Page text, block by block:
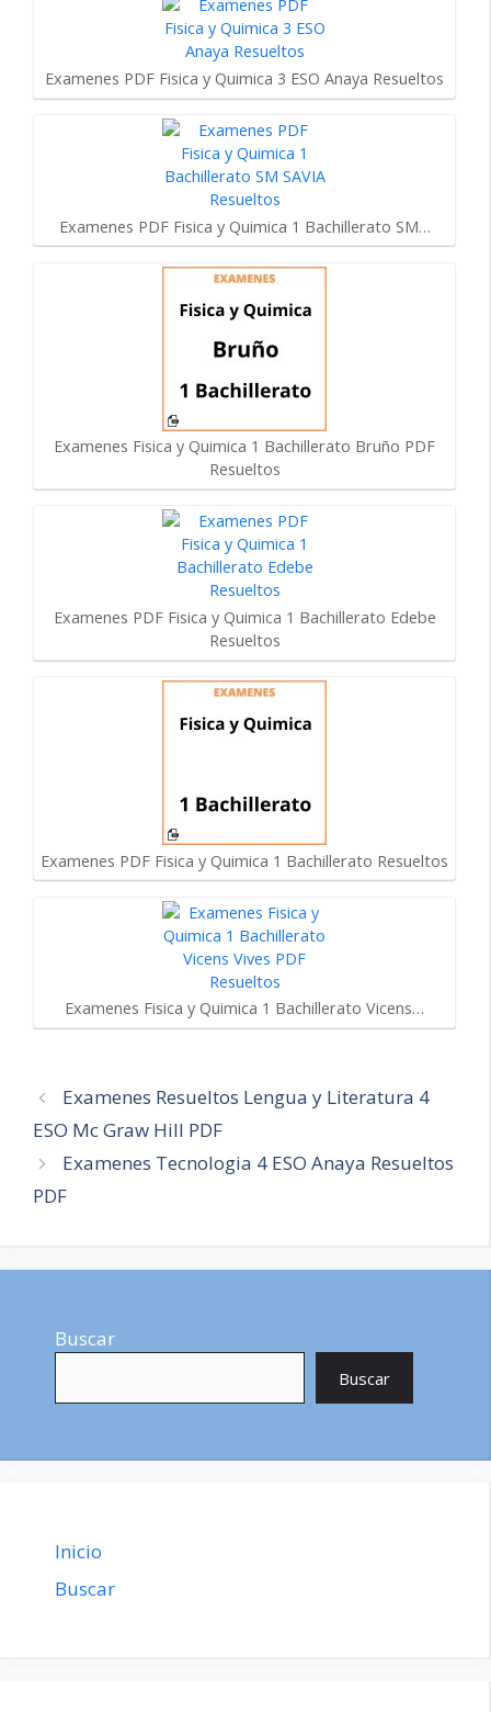
Examenes PDF Fisica y Quimica 3 ESO Anaya Resueltos
Examenes PDF Fisica y Quimica 1 Bachillerato SM…
Examenes Fisica y Quimica 1 Bachillerato Bruño PDF
Resueltos
Examenes PDF Fisica y Quimica 1 Bachillerato Edebe
Resueltos
Examenes PDF Fisica y Quimica 1 Bachillerato Resueltos
Examenes Fisica y Quimica 1 Bachillerato Vicens…
Navegación
de
Examenes Resueltos Lengua y Literatura 4
ESO Mc Graw Hill PDF
Examenes Tecnologia 4 ESO Anaya Resueltos
PDF
Buscar
Buscar
Inicio
Buscar